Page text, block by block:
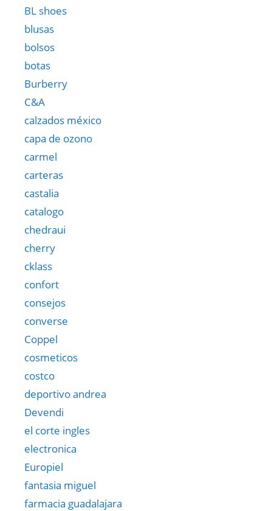
BL shoes
blusas
bolsos
botas
Burberry
C&A
calzados méxico
capa de ozono
carmel
carteras
castalia
catalogo
chedraui
cherry
cklass
confort
consejos
converse
Coppel
cosmeticos
costco
deportivo andrea
Devendi
el corte ingles
electronica
Europiel
fantasia miguel
farmacia guadalajara